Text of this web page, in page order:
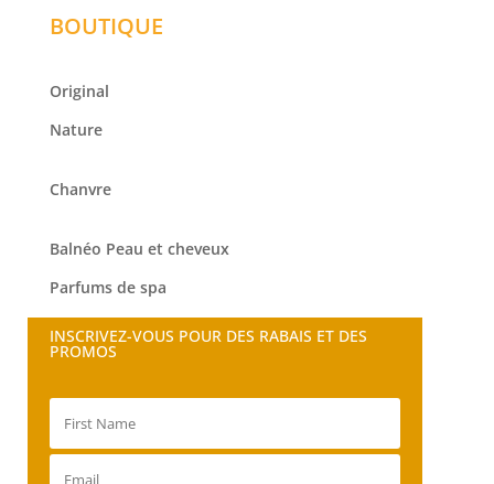
BOUTIQUE
Original
Nature
Chanvre
Balnéo Peau et cheveux
Parfums de spa
INSCRIVEZ-VOUS POUR DES RABAIS ET DES
PROMOS